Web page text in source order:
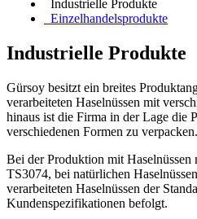
Industrielle Produkte
Einzelhandelsprodukte
Industrielle Produkte
Gürsoy besitzt ein breites
verarbeiteten Haselnüssen mit
hinaus ist die Firma in der Lage die
verschiedenen Formen zu verpacken.
Bei der Produktion mit Haselnüssen
TS3074, bei natürlichen
verarbeiteten Haselnüssen der
Kundenspezifikationen befolgt.